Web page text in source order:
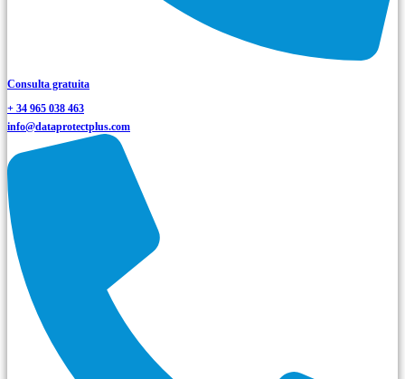
Consulta gratuita
+ 34 965 038 463
info@dataprotectplus.com